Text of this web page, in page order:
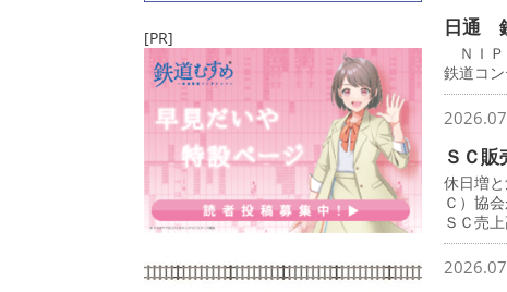
[PR] 日通
ＮＩＰ
鉄道コ
ＳＣ
休日増
Ｃ）協
ＳＣ売